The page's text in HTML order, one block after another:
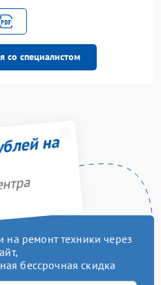
1500 рублей
900 рублей
со специалистом
на
ремонт техники через
бессрочная скидка